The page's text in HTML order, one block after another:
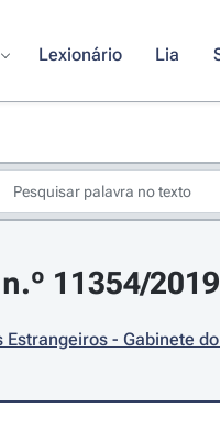
Lexionário Lia
11354/
Estrangeiros - Gabinete